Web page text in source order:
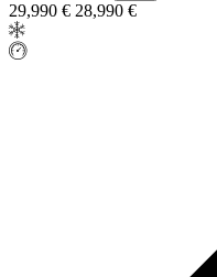
29,990 € 28,990 €